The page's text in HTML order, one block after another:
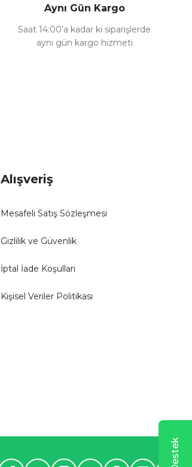
Aynı Gün Kargo
Saat 14:00’a kadar ki siparişlerde
aynı gün kargo hizmeti
Alışveriş
Mesafeli Satış Sözleşmesi
Gizlilik ve Güvenlik
İptal İade Koşullari
Kişisel Veriler Politikası